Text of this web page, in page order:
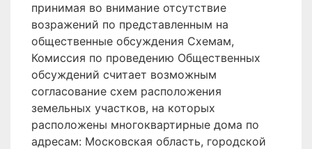
принимая во внимание отсутствие
возражений по представленным на
общественные обсуждения Схемам,
Комиссия по проведению Общественных
обсуждений считает возможным
согласование схем расположения
земельных участков, на которых
расположены многоквартирные дома по
адресам: Московская область, городской